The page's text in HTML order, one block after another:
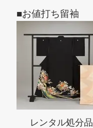
■お値打ち留袖
レンタル処分品